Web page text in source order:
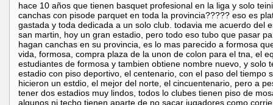
hace 10 años que tienen basquet profesional en la liga y solo
canchas con pisode parquet en toda la provincia????? eso es
gastada y toda dedicada a un solo club. todavia me acuerdo del
san martin, hoy un gran estadio, pero todo eso tubo que pasar
hagan canchas en su provincia, es lo mas parecido a formosa
vida, formosa, compra plaza de la unon de colon para el tna, el
estudiantes de formosa y tambien obtiene nombre nuevo, y solo
estadio con piso deportivo, el centenario, con el paso del tiempo
hicieron un estdio, el mejor del norte, el cincuentenario, pero a
tener dos estadios muy lindos, todos lo clubes tienen piso de
algunos ni techo tienen aparte de no sacar jugadores como